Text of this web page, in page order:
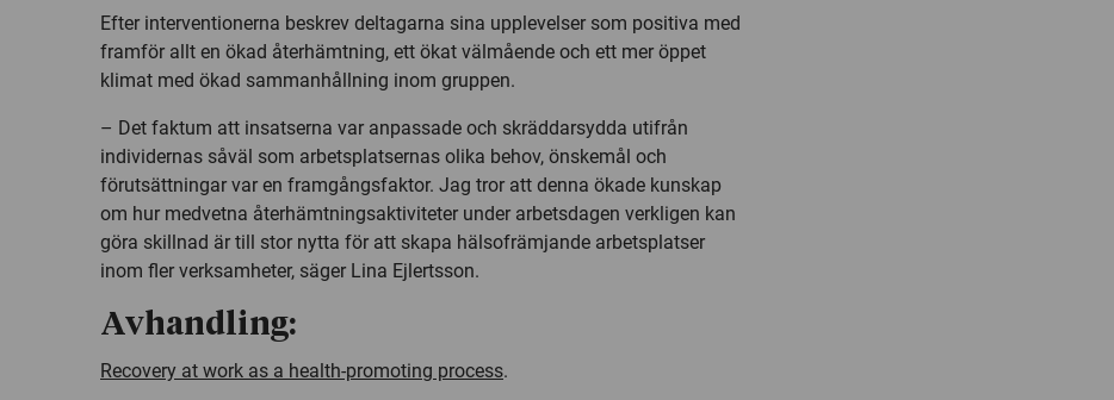
Efter interventionerna beskrev deltagarna sina upplevelser som positiva med
framför allt en ökad återhämtning, ett ökat välmående och ett mer öppet
klimat med ökad sammanhållning inom gruppen.
– Det faktum att insatserna var anpassade och skräddarsydda utifrån
individernas såväl som arbetsplatsernas olika behov, önskemål och
förutsättningar var en framgångsfaktor. Jag tror att denna ökade kunskap
om hur medvetna återhämtningsaktiviteter under arbetsdagen verkligen kan
göra skillnad är till stor nytta för att skapa hälsofrämjande arbetsplatser
inom fler verksamheter, säger Lina Ejlertsson.
Avhandling:
Recovery at work as a health-promoting process.